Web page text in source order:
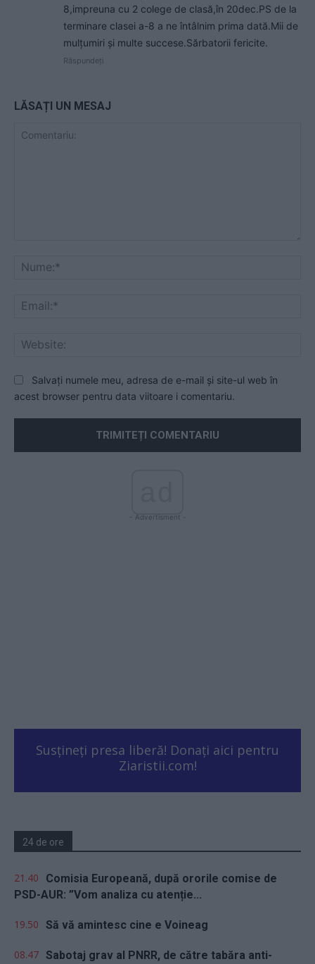
8,impreuna cu 2 colege de clasă,în 20dec.PS de la
terminare clasei a-8 a ne întâlnim prima dată.Mii de
mulțumiri și multe succese.Sărbatorii fericite.
Răspundeți
LĂSAȚI UN MESAJ
Salvați numele meu, adresa de e-mail și site-ul web în
acest browser pentru data viitoare i comentariu.
- Advertisment -
Susțineți presa liberă! Donați aici pentru
Ziaristii.com!
24 de ore
21.40
Comisia Europeană, după ororile comise de
PSD-AUR: ”Vom analiza cu atenție...
19.50 Să vă amintesc cine e Voineag
08.47 Sabotaj grav al PNRR, de către tabăra anti-